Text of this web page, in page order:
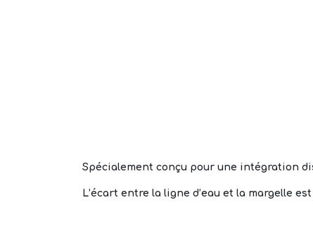
Spécialement conçu pour une intégration
L’écart entre la ligne d’eau et la margelle